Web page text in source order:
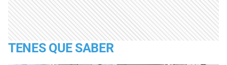
TENES QUE SABER